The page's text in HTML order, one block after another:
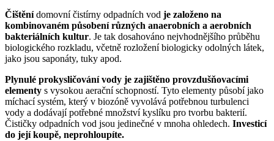
Čištěnídomovní čistírny odpadních vod je založeno na
kombinovaném působení různých anaerobních a aerobních
bakteriálních kultur. Je tak dosahováno nejvhodnějšího průběhu
biologického rozkladu, včetně rozložení biologicky odolných látek,
jako jsou saponáty, tuky apod.
Plynulé prokysličování vody je zajištěno provzdušňovacími
elementy s vysokou aerační schopností. Tyto elementy působí jako
míchací systém, který v biozóně vyvolává potřebnou turbulenci
vody a dodávají potřebné množství kyslíku pro tvorbu bakterií.
Čističky odpadních vod jsou jedinečné v mnoha ohledech. Investicí
do její koupě, neprohloupíte.